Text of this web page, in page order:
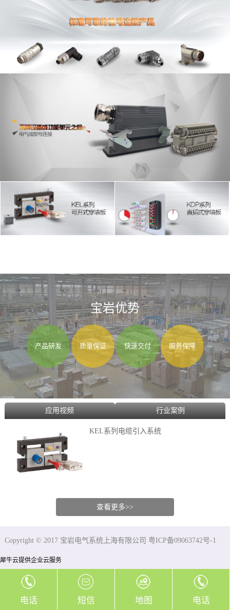
宝岩优势
产品研发 质量保证 快速交付 服务保障
应用视频 行业案例
KEL系列电缆引入系统
查看更多>>
Copyright © 2017 宝岩电气系统上海有限公司 粤ICP备09063742号-1
犀牛云提供企业云服务
电话 短信 地图 电话